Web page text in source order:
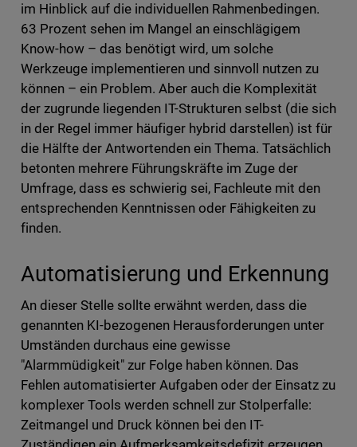
im Hinblick auf die individuellen Rahmenbedingen.
63 Prozent sehen im Mangel an einschlägigem
Know-how – das benötigt wird, um solche
Werkzeuge implementieren und sinnvoll nutzen zu
können – ein Problem. Aber auch die Komplexität
der zugrunde liegenden IT-Strukturen selbst (die sich
in der Regel immer häufiger hybrid darstellen) ist für
die Hälfte der Antwortenden ein Thema. Tatsächlich
betonten mehrere Führungskräfte im Zuge der
Umfrage, dass es schwierig sei, Fachleute mit den
entsprechenden Kenntnissen oder Fähigkeiten zu
finden.
Automatisierung und Erkennung
An dieser Stelle sollte erwähnt werden, dass die
genannten KI-bezogenen Herausforderungen unter
Umständen durchaus eine gewisse
"Alarmmüdigkeit" zur Folge haben können. Das
Fehlen automatisierter Aufgaben oder der Einsatz zu
komplexer Tools werden schnell zur Stolperfalle:
Zeitmangel und Druck können bei den IT-